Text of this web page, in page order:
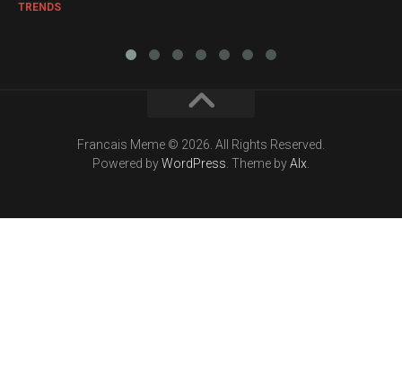
TRENDS
Francais Meme © 2026. All Rights Reserved.
Powered byWordPress. Theme byAlx.